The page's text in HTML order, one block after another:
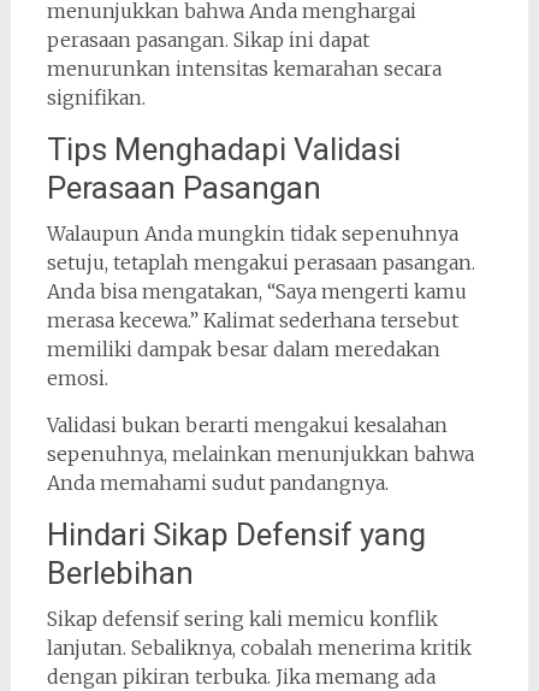
menunjukkan bahwa Anda menghargai
perasaan pasangan. Sikap ini dapat
menurunkan intensitas kemarahan secara
signifikan.
Tips Menghadapi Validasi
Perasaan Pasangan
Walaupun Anda mungkin tidak sepenuhnya
setuju, tetaplah mengakui perasaan pasangan.
Anda bisa mengatakan, “Saya mengerti kamu
merasa kecewa.” Kalimat sederhana tersebut
memiliki dampak besar dalam meredakan
emosi.
Validasi bukan berarti mengakui kesalahan
sepenuhnya, melainkan menunjukkan bahwa
Anda memahami sudut pandangnya.
Hindari Sikap Defensif yang
Berlebihan
Sikap defensif sering kali memicu konflik
lanjutan. Sebaliknya, cobalah menerima kritik
dengan pikiran terbuka. Jika memang ada